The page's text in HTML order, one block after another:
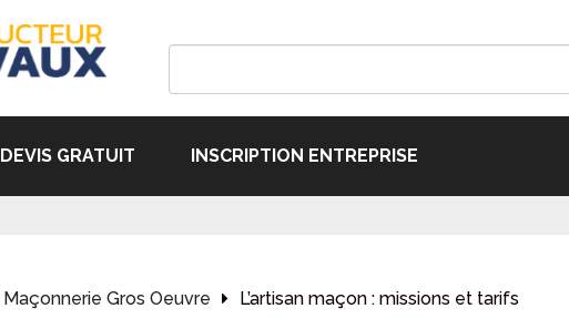
DEVIS GRATUIT INSCRIPTION ENTREPRISE
Maçonnerie Gros Oeuvre L’artisan maçon : missions et tarifs